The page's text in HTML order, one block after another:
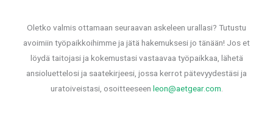
Oletko valmis ottamaan seuraavan askeleen urallasi? Tutustu
avoimiin työpaikkoihimme ja jätä hakemuksesi jo tänään! Jos et
löydä taitojasi ja kokemustasi vastaavaa työpaikkaa, lähetä
ansioluettelosi ja saatekirjeesi, jossa kerrot pätevyydestäsi ja
uratoiveistasi, osoitteeseen leon@aetgear.com